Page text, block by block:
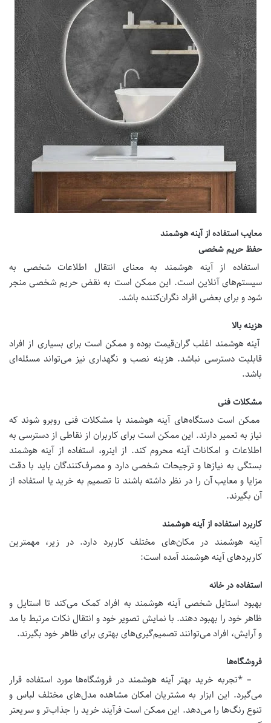
معایب استفاده از آینه هوشمند
حفظ حریم شخصی
استفاده از آینه هوشمند به معنای انتقال اطلاعات شخصی به
سیستم‌های آنلاین است. این ممکن است به نقض حریم شخصی منجر
شود و برای بعضی افراد نگران‌کننده باشد.
هزینه بالا
آینه هوشمند اغلب گران‌قیمت بوده و ممکن است برای بسیاری از افراد
قابلیت دسترسی نباشد. هزینه نصب و نگهداری نیز می‌تواند مسئله‌ای
باشد.
مشکلات فنی
ممکن است دستگاه‌های آینه هوشمند با مشکلات فنی روبرو شوند که
نیاز به تعمیر دارند. این ممکن است برای کاربران از نقاطی از دسترسی به
اطلاعات و امکانات آینه محروم کند. از اینرو، استفاده از آینه هوشمند
بستگی به نیازها و ترجیحات شخصی دارد و مصرف‌کنندگان باید با دقت
مزایا و معایب آن را در نظر داشته باشند تا تصمیم به خرید یا استفاده از
آن بگیرند.
کاربرد استفاده از آینه هوشمند
آینه هوشمند در مکان‌های مختلف کاربرد دارد. در زیر، مهمترین
کاربردهای آینه هوشمند آمده است:
استفاده در خانه
بهبود استایل شخصی آینه هوشمند به افراد کمک می‌کند تا استایل و
ظاهر خود را بهبود دهند. با نمایش تصویر خود و انتقال نکات مرتبط با مد
و آرایش، افراد می‌توانند تصمیم‌گیری‌های بهتری برای ظاهر خود بگیرند.
فروشگاه‌ها
– *تجربه خرید بهتر آینه هوشمند در فروشگاه‌ها مورد استفاده قرار
می‌گیرد. این ابزار به مشتریان امکان مشاهده مدل‌های مختلف لباس و
تنوع رنگ‌ها را می‌دهد. این ممکن است فرآیند خرید را جذاب‌تر و سریعتر